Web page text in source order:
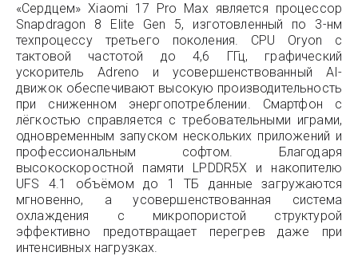
«Сердцем» Xiaomi 17 Pro Max является процессор
Snapdragon 8 Elite Gen 5, изготовленный по 3-нм
техпроцессу третьего поколения. CPU Oryon с
тактовой частотой до 4,6 ГГц, графический
ускоритель Adreno и усовершенствованный AI-
движок обеспечивают высокую производительность
при сниженном энергопотреблении. Смартфон с
лёгкостью справляется с требовательными играми,
одновременным запуском нескольких приложений и
профессиональным софтом. Благодаря
высокоскоростной памяти LPDDR5X и накопителю
UFS 4.1 объёмом до 1 ТБ данные загружаются
мгновенно, а усовершенствованная система
охлаждения с микропористой структурой
эффективно предотвращает перегрев даже при
интенсивных нагрузках.